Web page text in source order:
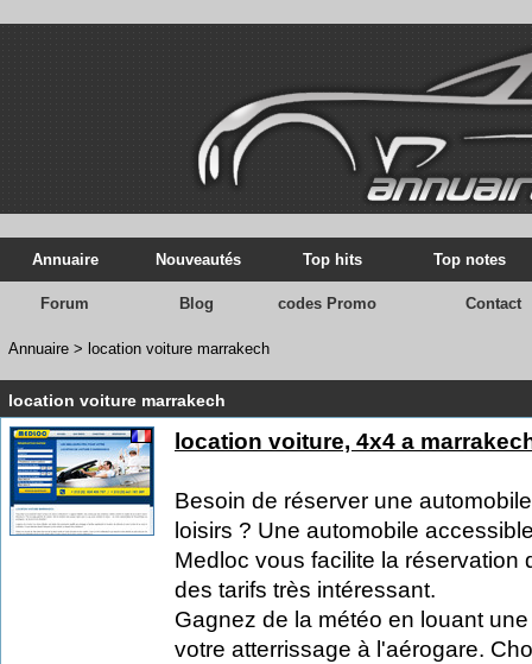
Annuaire Nouveautés Top hits Top notes
Forum Blog codes Promo Contact
Annuaire > location voiture marrakech
location voiture marrakech
location voiture, 4x4 a
Besoin de réserver une
loisirs ? Une automobile
Medloc vous facilite la réservation
des tarifs très intéressant.
Gagnez de la météo en louant
votre atterrissage à l'aérogare.